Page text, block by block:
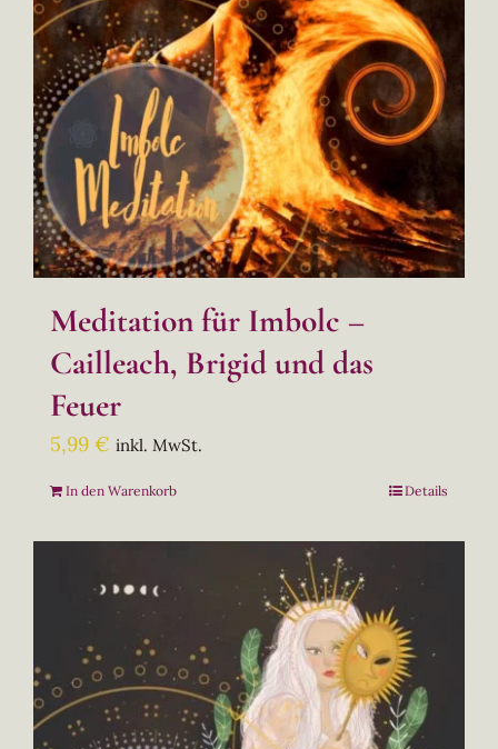
Meditation für Imbolc –
Cailleach, Brigid und das
Feuer
5,99 € inkl. MwSt.
In den Warenkorb Details